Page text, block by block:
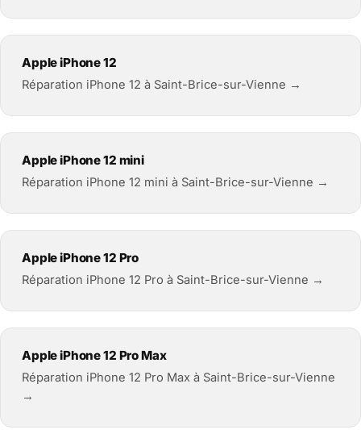
Apple iPhone 12
Réparation iPhone 12 à Saint-Brice-sur-Vienne →
Apple iPhone 12 mini
Réparation iPhone 12 mini à Saint-Brice-sur-Vienne →
Apple iPhone 12 Pro
Réparation iPhone 12 Pro à Saint-Brice-sur-Vienne →
Apple iPhone 12 Pro Max
Réparation iPhone 12 Pro Max à Saint-Brice-sur-Vienne
→